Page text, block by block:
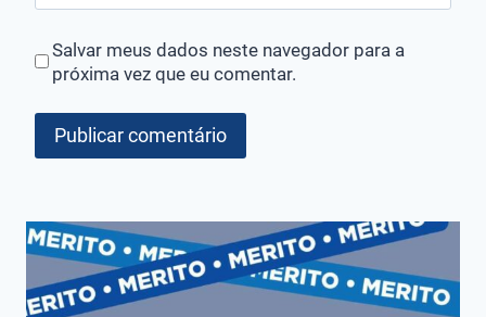
Salvar meus dados neste navegador para a
próxima vez que eu comentar.